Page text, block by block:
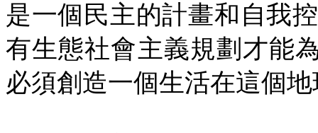
是一個民主的計畫和自我
有生態社會主義規劃才能
必須創造一個生活在這個